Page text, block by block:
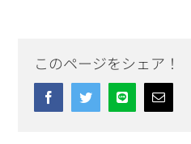
このページをシェア！
FacebookTwitterLine Email